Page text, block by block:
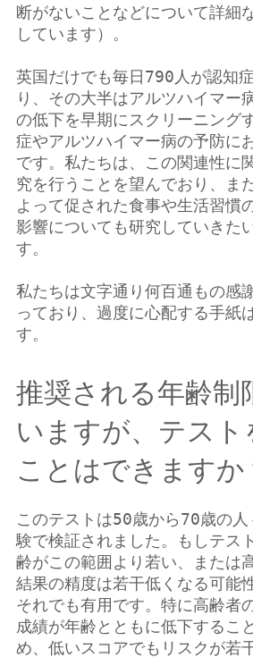
断がないことなどについて詳細
しています）。
英国だけでも毎日790人が認知
り、その大半はアルツハイマー
の低下を早期にスクリーニング
症やアルツハイマー病の予防に
です。私たちは、この関連性に
究を行うことを望んでおり、ま
よって促された食事や生活習慣
影響についても研究していきた
す。
私たちは文字通り何百通もの感
っており、過度に心配する手紙
す。
推奨される年齢制
いますが、テスト
ことはできますか
このテストは50歳から70歳の
験で検証されました。もしテス
齢がこの範囲より若い、または
結果の精度は若干低くなる可能
それでも有用です。特に高齢者
成績が年齢とともに低下するこ
め、低いスコアでもリスクが若